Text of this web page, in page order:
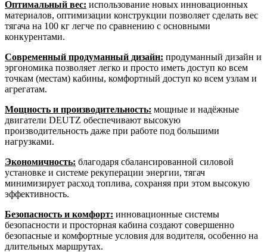
Оптимальный вес: использование новых инновационных
материалов, оптимизации конструкции позволяет сделать вес
тягача на 100 кг легче по сравнению с основными
конкурентами.
Современный продуманный дизайн: продуманный дизайн и
эргономика позволяет легко и просто иметь доступ ко всем
точкам (местам) кабины, комфортный доступ ко всем узлам и
агрегатам.
Мощность и производительность: мощные и надёжные
двигатели DEUTZ обеспечивают высокую
производительность даже при работе под большими
нагрузками.
Экономичность: благодаря сбалансированной силовой
установке и системе рекуперации энергии, тягач
минимизирует расход топлива, сохраняя при этом высокую
эффективность.
Безопасность и комфорт: инновационные системы
безопасности и просторная кабина создают совершенно
безопасные и комфортные условия для водителя, особенно на
длительных маршрутах.